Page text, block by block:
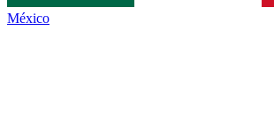
México